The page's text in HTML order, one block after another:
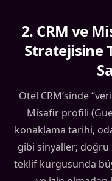
2. CRM ve
Stratejisine
Otel CRM’sinde
Misafir profili
konaklama tarihi,
gibi sinyaller; doğru
teklif kurgusunda